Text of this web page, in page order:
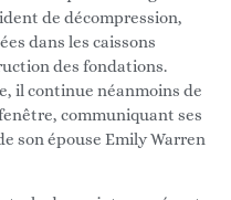
de décompression,
dans les caissons
des fondations.
il continue néanmoins de
communiquant ses
son épouse Emily Warren